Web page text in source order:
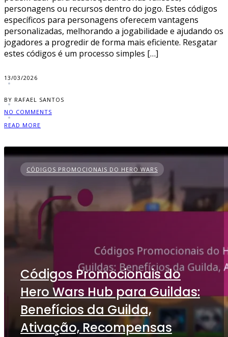
personagens ou recursos dentro do jogo. Estes códigos
específicos para personagens oferecem vantagens
personalizadas, melhorando a jogabilidade e ajudando os
jogadores a progredir de forma mais eficiente. Resgatar
estes códigos é um processo simples […]
13/03/2026
BY RAFAEL SANTOS
NO COMMENTS
READ MORE
CÓDIGOS PROMOCIONAIS DO HERO WARS
Códigos Promocionais do
Hero Wars Hub para Guildas:
Benefícios da Guilda,
Ativação, Recompensas